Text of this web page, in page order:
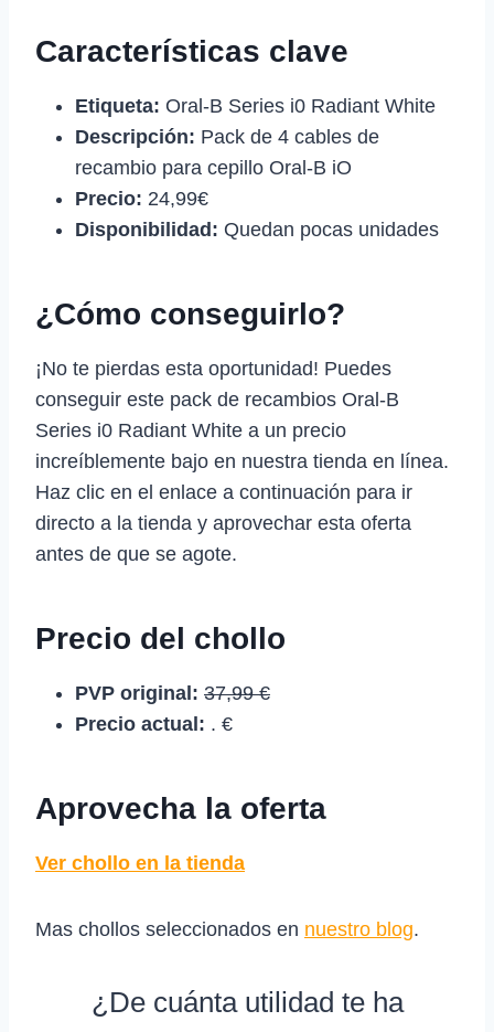
Características clave
Etiqueta: Oral-B Series i0 Radiant White
Descripción: Pack de 4 cables de
recambio para cepillo Oral-B iO
Precio: 24,99€
Disponibilidad: Quedan pocas unidades
¿Cómo conseguirlo?
¡No te pierdas esta oportunidad! Puedes
conseguir este pack de recambios Oral-B
Series i0 Radiant White a un precio
increíblemente bajo en nuestra tienda en línea.
Haz clic en el enlace a continuación para ir
directo a la tienda y aprovechar esta oferta
antes de que se agote.
Precio del chollo
PVP original: 37,99 €
Precio actual: . €
Aprovecha la oferta
Ver chollo en la tienda
Mas chollos seleccionados en nuestro blog.
¿De cuánta utilidad te ha